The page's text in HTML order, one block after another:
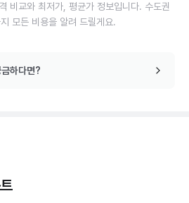
교와 최저가, 평균가 정보입니다. 수도권
모든 비용을 알려 드릴게요.
하다면?